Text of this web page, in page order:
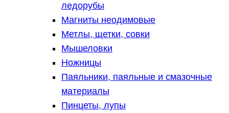
ледорубы
Магниты неодимовые
Метлы, щетки, совки
Мышеловки
Ножницы
Паяльники, паяльные и смазочные
материалы
Пинцеты, лупы